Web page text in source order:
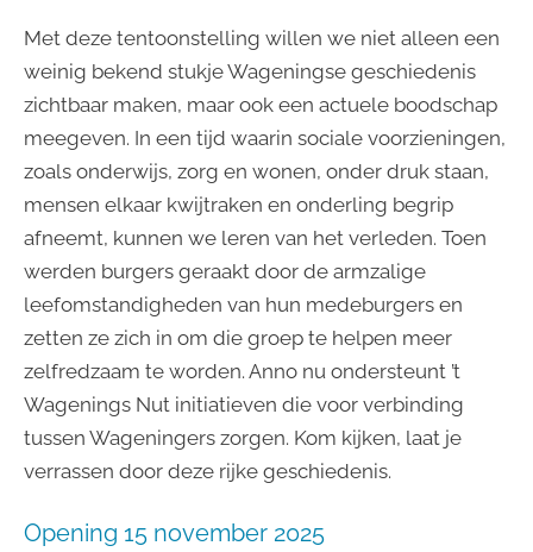
Met deze tentoonstelling willen we niet alleen een
weinig bekend stukje Wageningse geschiedenis
zichtbaar maken, maar ook een actuele boodschap
meegeven. In een tijd waarin sociale voorzieningen,
zoals onderwijs, zorg en wonen, onder druk staan,
mensen elkaar kwijtraken en onderling begrip
afneemt, kunnen we leren van het verleden. Toen
werden burgers geraakt door de armzalige
leefomstandigheden van hun medeburgers en
zetten ze zich in om die groep te helpen meer
zelfredzaam te worden. Anno nu ondersteunt ’t
Wagenings Nut initiatieven die voor verbinding
tussen Wageningers zorgen. Kom kijken, laat je
verrassen door deze rijke geschiedenis.
Opening 15 november 2025